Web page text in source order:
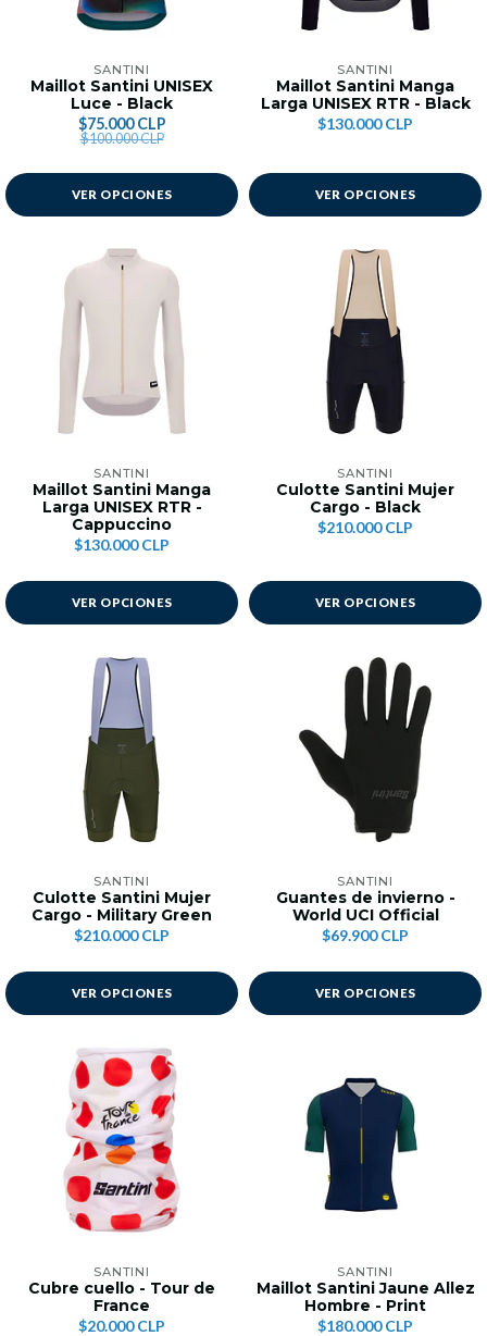
SANTINI
Maillot Santini UNISEX
Luce - Black
$75.000 CLP
$100.000 CLP
VER OPCIONES
SANTINI
Maillot Santini Manga
Larga UNISEX RTR - Black
$130.000 CLP
VER OPCIONES
SANTINI
Maillot Santini Manga
Larga UNISEX RTR -
Cappuccino
$130.000 CLP
VER OPCIONES
SANTINI
Culotte Santini Mujer
Cargo - Black
$210.000 CLP
VER OPCIONES
SANTINI
Culotte Santini Mujer
Cargo - Military Green
$210.000 CLP
VER OPCIONES
SANTINI
Guantes de invierno -
World UCI Official
$69.900 CLP
VER OPCIONES
SANTINI
Cubre cuello - Tour de
France
$20.000 CLP
SANTINI
Maillot Santini Jaune Allez
Hombre - Print
$180.000 CLP